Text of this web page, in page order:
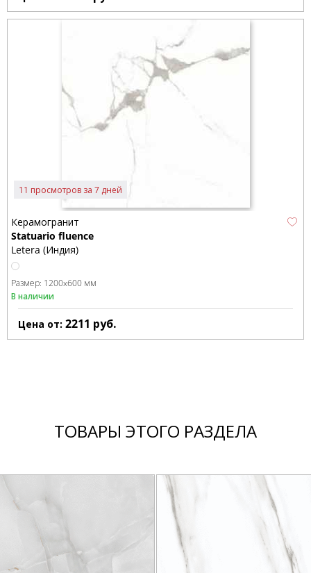
11 просмотров за 7 дней
Керамогранит
Statuario fluence
Letera (Индия)
Размер: 1200x600 мм
В наличии
Цена от: 2211 руб.
ТОВАРЫ ЭТОГО РАЗДЕЛА